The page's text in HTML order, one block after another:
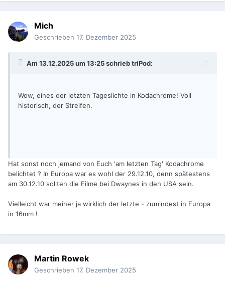
Mich
Geschrieben 17. Dezember 2025
Am 13.12.2025 um 13:25 schriebtriPod:
Wow, eines der letzten Tageslichte in Kodachrome! Voll
historisch, der Streifen.
Hat sonst noch jemand von Euch 'am letzten Tag' Kodachrome
belichtet ? In Europa war es wohl der 29.12.10, denn spätestens
am 30.12.10 sollten die Filme bei Dwaynes in den USA sein.
Vielleicht war meiner ja wirklich der letzte - zumindest in Europa
in 16mm !
Martin Rowek
Geschrieben 17. Dezember 2025